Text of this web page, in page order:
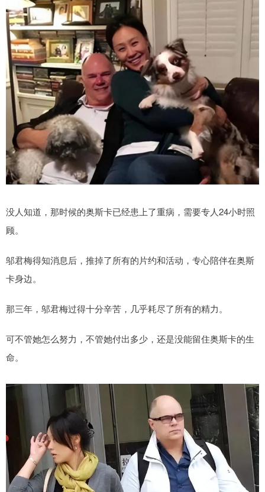
没人知道，那时候的奥斯卡已经患上了重病，需要专人24小时照
顾。
邬君梅得知消息后，推掉了所有的片约和活动，专心陪伴在奥斯
卡身边。
那三年，邬君梅过得十分辛苦，几乎耗尽了所有的精力。
可不管她怎么努力，不管她付出多少，还是没能留住奥斯卡的生
命。